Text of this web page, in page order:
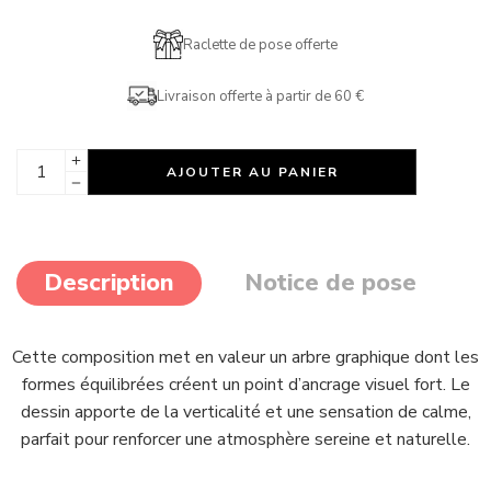
Raclette de pose offerte
Livraison offerte à partir de 60 €
AJOUTER AU PANIER
Description Notice de pose
Cette composition met en valeur un arbre graphique dont les
formes équilibrées créent un point d’ancrage visuel fort. Le
dessin apporte de la verticalité et une sensation de calme,
parfait pour renforcer une atmosphère sereine et naturelle.